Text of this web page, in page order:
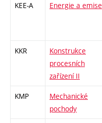
KEE-A Energie a emise
KKR
Konstrukce
procesních
zařízení II
KMP
Mechanické
pochody